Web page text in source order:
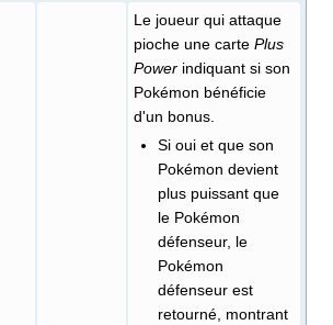
Le joueur qui attaque
pioche une carte Plus
Power indiquant si son
Pokémon bénéficie
d'un bonus.
Si oui et que son
Pokémon devient
plus puissant que
le Pokémon
défenseur, le
Pokémon
défenseur est
retourné, montrant